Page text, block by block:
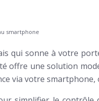
smartphone
qui sonne à votre
offre une solution
via votre